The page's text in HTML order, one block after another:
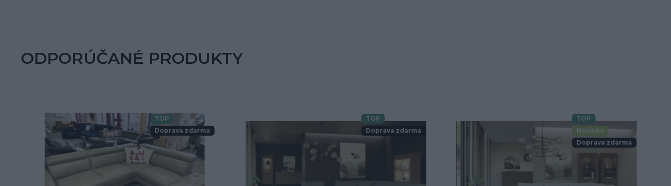
ODPORÚČANÉ PRODUKTY
TOP
Doprava zdarma
TOP
Doprava zdarma
TOP
Novinka
Doprava zdarma